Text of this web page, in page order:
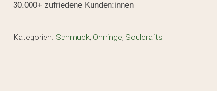
30.000+ zufriedene Kunden:innen
Kategorien: Schmuck, Ohrringe, Soulcrafts